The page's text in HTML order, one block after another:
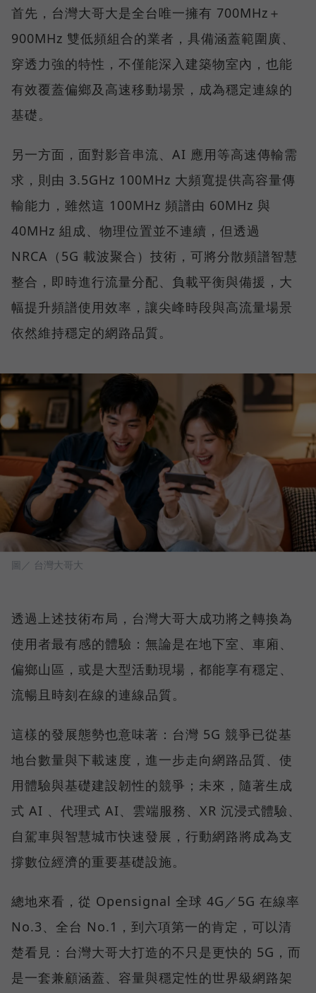
首先，台灣大哥大是全台唯一擁有 700MHz＋
900MHz 雙低頻組合的業者，具備涵蓋範圍廣、
穿透力強的特性，不僅能深入建築物室內，也能
有效覆蓋偏鄉及高速移動場景，成為穩定連線的
基礎。
另一方面，面對影音串流、AI 應用等高速傳輸需
求，則由 3.5GHz 100MHz 大頻寬提供高容量傳
輸能力，雖然這 100MHz 頻譜由 60MHz 與
40MHz 組成、物理位置並不連續，但透過
NRCA（5G 載波聚合）技術，可將分散頻譜智慧
整合，即時進行流量分配、負載平衡與備援，大
幅提升頻譜使用效率，讓尖峰時段與高流量場景
依然維持穩定的網路品質。
圖／ 台灣大哥大
透過上述技術布局，台灣大哥大成功將之轉換為
使用者最有感的體驗：無論是在地下室、車廂、
偏鄉山區，或是大型活動現場，都能享有穩定、
流暢且時刻在線的連線品質。
這樣的發展態勢也意味著：台灣 5G 競爭已從基
地台數量與下載速度，進一步走向網路品質、使
用體驗與基礎建設韌性的競爭；未來，隨著生成
式 AI 、代理式 AI、雲端服務、XR 沉浸式體驗、
自駕車與智慧城市快速發展，行動網路將成為支
撐數位經濟的重要基礎設施。
總地來看，從 Opensignal 全球 4G／5G 在線率
No.3、全台 No.1，到六項第一的肯定，可以清
楚看見：台灣大哥大打造的不只是更快的 5G，而
是一套兼顧涵蓋、容量與穩定性的世界級網路架